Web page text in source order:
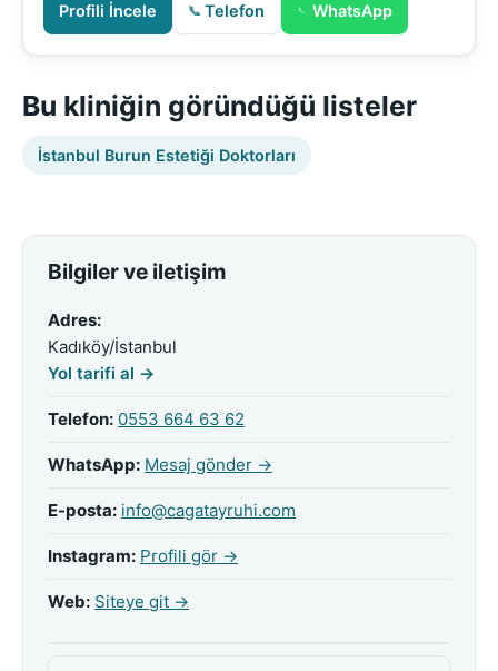
Profili İncele Telefon WhatsApp
Bu kliniğin göründüğü listeler
İstanbul Burun Estetiği Doktorları
Bilgiler ve iletişim
Adres:
Kadıköy/İstanbul
Yol tarifi al →
Telefon: 0553 664 63 62
WhatsApp: Mesaj gönder →
E-posta: info@cagatayruhi.com
Instagram: Profili gör →
Web: Siteye git →